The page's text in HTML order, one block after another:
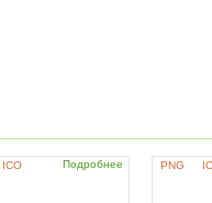
ICO Подробнее PNG